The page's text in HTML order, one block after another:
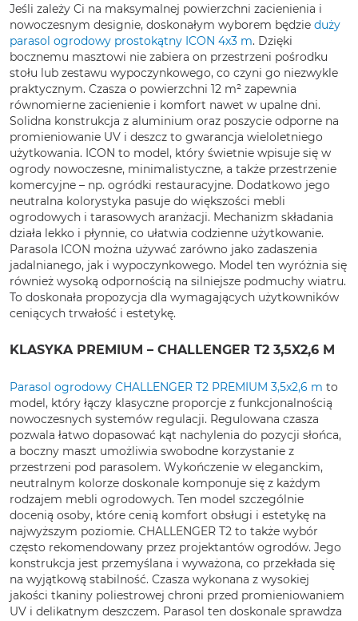
Jeśli zależy Ci na maksymalnej powierzchni zacienienia i
nowoczesnym designie, doskonałym wyborem będzie duży
parasol ogrodowy prostokątny ICON 4x3 m. Dzięki
bocznemu masztowi nie zabiera on przestrzeni pośrodku
stołu lub zestawu wypoczynkowego, co czyni go niezwykle
praktycznym. Czasza o powierzchni 12 m² zapewnia
równomierne zacienienie i komfort nawet w upalne dni.
Solidna konstrukcja z aluminium oraz poszycie odporne na
promieniowanie UV i deszcz to gwarancja wieloletniego
użytkowania. ICON to model, który świetnie wpisuje się w
ogrody nowoczesne, minimalistyczne, a także przestrzenie
komercyjne – np. ogródki restauracyjne. Dodatkowo jego
neutralna kolorystyka pasuje do większości mebli
ogrodowych i tarasowych aranżacji. Mechanizm składania
działa lekko i płynnie, co ułatwia codzienne użytkowanie.
Parasola ICON można używać zarówno jako zadaszenia
jadalnianego, jak i wypoczynkowego. Model ten wyróżnia się
również wysoką odpornością na silniejsze podmuchy wiatru.
To doskonała propozycja dla wymagających użytkowników
ceniących trwałość i estetykę.
KLASYKA PREMIUM – CHALLENGER T2 3,5X2,6 M
Parasol ogrodowy CHALLENGER T2 PREMIUM 3,5x2,6 m to
model, który łączy klasyczne proporcje z funkcjonalnością
nowoczesnych systemów regulacji. Regulowana czasza
pozwala łatwo dopasować kąt nachylenia do pozycji słońca,
a boczny maszt umożliwia swobodne korzystanie z
przestrzeni pod parasolem. Wykończenie w eleganckim,
neutralnym kolorze doskonale komponuje się z każdym
rodzajem mebli ogrodowych. Ten model szczególnie
docenią osoby, które cenią komfort obsługi i estetykę na
najwyższym poziomie. CHALLENGER T2 to także wybór
często rekomendowany przez projektantów ogrodów. Jego
konstrukcja jest przemyślana i wyważona, co przekłada się
na wyjątkową stabilność. Czasza wykonana z wysokiej
jakości tkaniny poliestrowej chroni przed promieniowaniem
UV i delikatnym deszczem. Parasol ten doskonale sprawdza